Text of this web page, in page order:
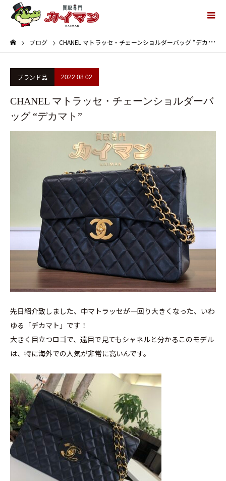
ブログ CHANEL マトラッセ・チェーンショルダーバッグ “デカマト”
ブランド品 2022.08.02
CHANEL マトラッセ・チェーンショルダーバ
ッグ “デカマト”
先日紹介致しました、中マトラッセが一回り大きくなった、いわ
ゆる「デカマト」です！
大きく目立つロゴで、遠目で見てもシャネルと分かるこのモデル
は、特に海外での人気が非常に高いんです。